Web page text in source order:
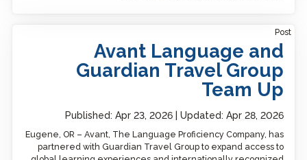
Post
Avant Language and
Guardian Travel Group
Team Up
Published:Apr 23, 2026 Updated:Apr 28, 2026
Eugene, OR – Avant, The Language Proficiency Company, has
partnered with Guardian Travel Group to expand access to